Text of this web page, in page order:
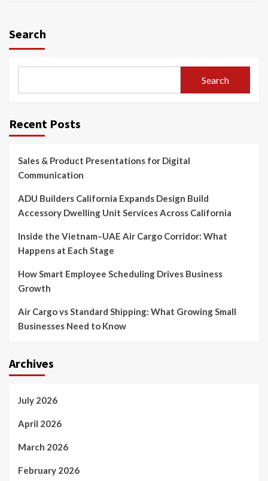
Search
Search
Recent Posts
Sales & Product Presentations for Digital
Communication
ADU Builders California Expands Design Build
Accessory Dwelling Unit Services Across California
Inside the Vietnam–UAE Air Cargo Corridor: What
Happens at Each Stage
How Smart Employee Scheduling Drives Business
Growth
Air Cargo vs Standard Shipping: What Growing Small
Businesses Need to Know
Archives
July 2026
April 2026
March 2026
February 2026